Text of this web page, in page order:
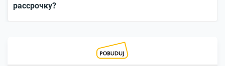
рассрочку?